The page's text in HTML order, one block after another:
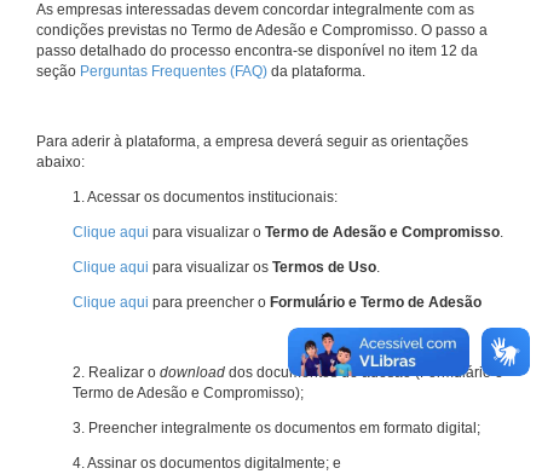
As empresas interessadas devem concordar integralmente com as
condições previstas no Termo de Adesão e Compromisso. O passo a
passo detalhado do processo encontra-se disponível no item 12 da
seção Perguntas Frequentes (FAQ) da plataforma.
Para aderir à plataforma, a empresa deverá seguir as orientações
abaixo:
1. Acessar os documentos institucionais:
Clique aqui para visualizar o Termo de Adesão e Compromisso.
Clique aqui para visualizar os Termos de Uso.
Clique aqui para preencher o Formulário e Termo de Adesão
2. Realizar o download dos documentos de adesão (Formulário e
Termo de Adesão e Compromisso);
3. Preencher integralmente os documentos em formato digital;
4. Assinar os documentos digitalmente; e